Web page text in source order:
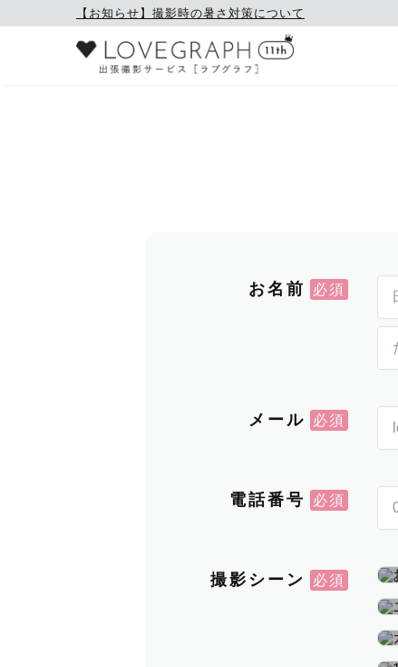
【お知らせ】撮影時の暑さ対策について
お名前
メール
電話番号
撮影シーン